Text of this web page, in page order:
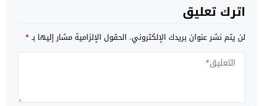
اترك تعليق
لن يتم نشر عنوان بريدك الإلكتروني. الحقول الإلزامية مشار إليها بـ*